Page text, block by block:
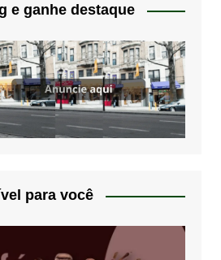
e ganhe destaque
para você